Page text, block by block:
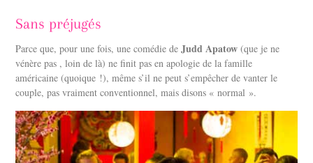
Sans préjugés
Parce que, pour une fois, une comédie deJudd Apatow (que je ne
vénère pas , loin de là) ne finit pas en apologie de la famille
américaine (quoique !), même s’il ne peut s’empêcher de vanter le
couple, pas vraiment conventionnel, mais disons « normal ».